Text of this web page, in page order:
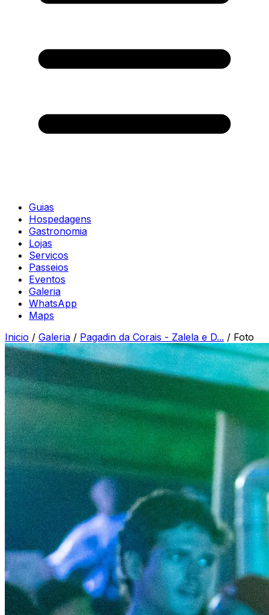
Guias
Hospedagens
Gastronomia
Lojas
Servicos
Passeios
Eventos
Galeria
WhatsApp
Maps
Inicio / Galeria / Pagadin da Corais - Zalela e D... / Foto